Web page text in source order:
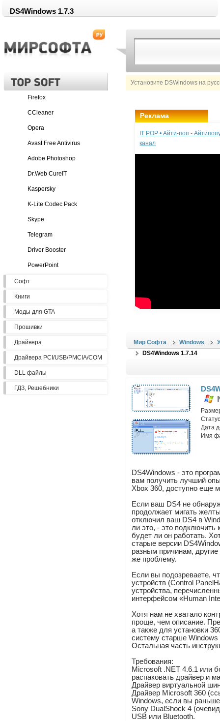
DS4Windows 1.7.3
Установите DSWindows на
Firefox
CCleaner
Opera
Avast Free Antivirus
Adobe Photoshop
Dr.Web CureIT
Kaspersky
K-Lite Codec Pack
Skype
Telegram
Driver Booster
PowerPoint
Софт
Книги
Моды для GTA
Прошивки
Драйвера
Драйвера PCI/USB/PMCIA/COM
DLL файлы
ГДЗ, Решебники
Реклама
IT POP • Айти-поп -
канал
Мир Софта Windows
DS4Windows 1.7.14
Дата
Имя
DS4Windows - это
вам получить лучший
Xbox 360, доступно еще
Если ваш DS4 не
продолжает мигать
отключил ваш DS4 в
ли это, - это подключить
будет ли он работать.
старые версии
разным причинам,
же проблему.
Если вы подозреваете,
устройств (Control
устройства,
интерфейсом «Human
Хотя нам не хватало
проще, чем описание.
а также для установки
систему старше Windows
Остальная часть
Требования:
Microsoft .NET 4.6.1 или
распаковать драйвер и
Драйвер виртуальной
Драйвер Microsoft 360
Windows, если вы
Sony DualShock 4
USB или Bluetooth.